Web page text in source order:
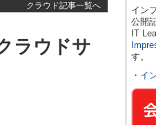
クラウド記事一覧へ
ラウドサ
イン
公開
IT
す。
・ イ